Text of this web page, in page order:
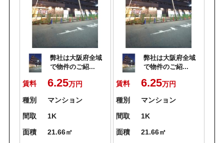
弊社は大阪府全域
で物件のご紹...
賃料 6.25万円
種別
マンション
間取
1K
面積
21.66㎡
弊社は大阪府全域
で物件のご紹...
賃料 6.25万円
種別
マンション
間取
1K
面積
21.66㎡